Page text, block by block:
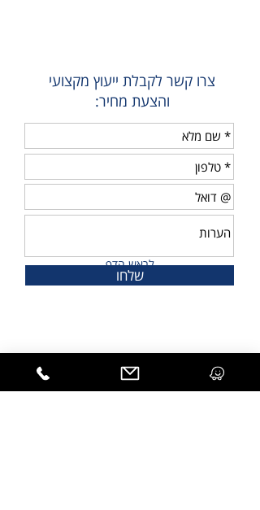
צרו קשר לקבלת ייעוץ מקצועי
והצעת מחיר:
שלחו
לראש הדף
טלפון ראשי: 072-3262275 מקשר
טלפון:052-3458729